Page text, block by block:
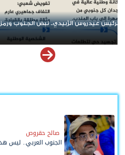
نداء عمال الجنوب: واجب الحضور في
صالح حقروص
الجنوب العربي.. ليس